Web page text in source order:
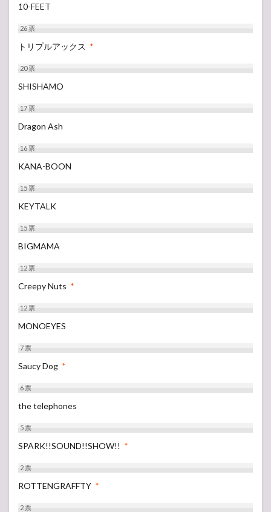
10-FEET
26票
トリプルアックス *
20票
SHISHAMO
17票
Dragon Ash
16票
KANA-BOON
15票
KEYTALK
15票
BIGMAMA
12票
Creepy Nuts *
12票
MONOEYES
7票
Saucy Dog *
6票
the telephones
5票
SPARK!!SOUND!!SHOW!! *
2票
ROTTENGRAFFTY *
2票